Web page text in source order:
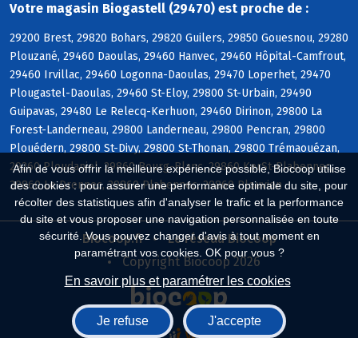
Afin de vous offrir la meilleure expérience possible, Biocoop utilise
des cookies : pour assurer une performance optimale du site, pour
récolter des statistiques afin d'analyser le trafic et la performance
du site et vous proposer une navigation personnalisée en toute
sécurité. Vous pouvez changer d'avis à tout moment en
paramétrant vos cookies. OK pour vous ?
En savoir plus et paramétrer les cookies
Je refuse J'accepte
Votre magasin Biogastell (29470) est proche de :
29200 Brest, 29820 Bohars, 29820 Guilers, 29850 Gouesnou, 29280
Plouzané, 29460 Daoulas, 29460 Hanvec, 29460 Hôpital-Camfrout,
29460 Irvillac, 29460 Logonna-Daoulas, 29470 Loperhet, 29470
Plougastel-Daoulas, 29460 St-Eloy, 29800 St-Urbain, 29490
Guipavas, 29480 Le Relecq-Kerhuon, 29460 Dirinon, 29800 La
Forest-Landerneau, 29800 Landerneau, 29800 Pencran, 29800
Plouédern, 29800 St-Divy, 29800 St-Thonan, 29800 Trémaouézan,
29260 Ploudaniel, 29860 Bourg-Blanc, 29860 KerSt-Plabennec,
29860 Le Drennec, 29860 Plabennec, 29860 Plouvien
Biocoop.fr
Le réseau Biocoop
Copyright Biocoop 2026